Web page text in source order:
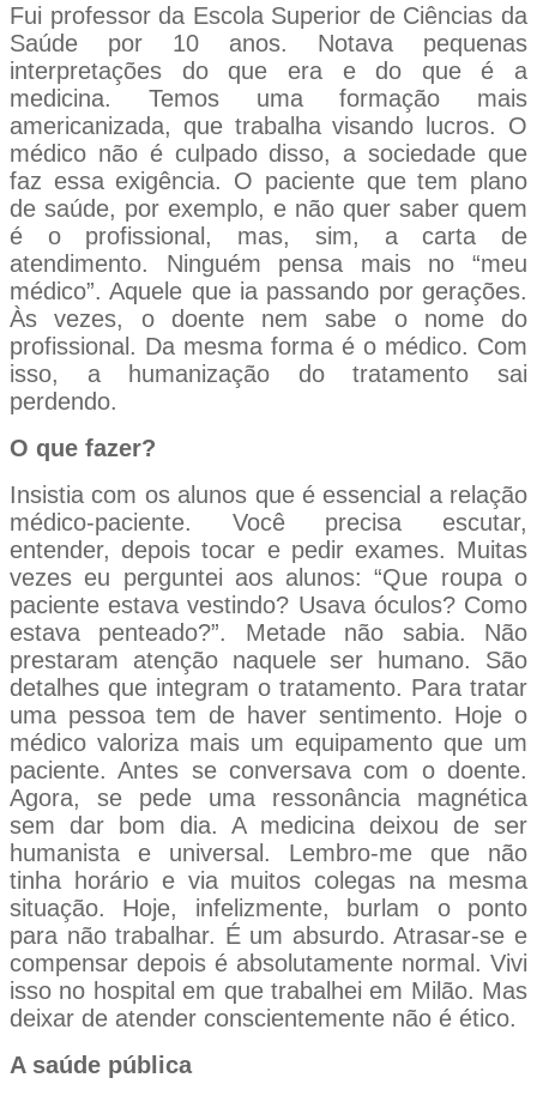
Fui professor da Escola Superior de Ciências da
Saúde por 10 anos. Notava pequenas
interpretações do que era e do que é a
medicina. Temos uma formação mais
americanizada, que trabalha visando lucros. O
médico não é culpado disso, a sociedade que
faz essa exigência. O paciente que tem plano
de saúde, por exemplo, e não quer saber quem
é o profissional, mas, sim, a carta de
atendimento. Ninguém pensa mais no “meu
médico”. Aquele que ia passando por gerações.
Às vezes, o doente nem sabe o nome do
profissional. Da mesma forma é o médico. Com
isso, a humanização do tratamento sai
perdendo.
O que fazer?
Insistia com os alunos que é essencial a relação
médico-paciente. Você precisa escutar,
entender, depois tocar e pedir exames. Muitas
vezes eu perguntei aos alunos: “Que roupa o
paciente estava vestindo? Usava óculos? Como
estava penteado?”. Metade não sabia. Não
prestaram atenção naquele ser humano. São
detalhes que integram o tratamento. Para tratar
uma pessoa tem de haver sentimento. Hoje o
médico valoriza mais um equipamento que um
paciente. Antes se conversava com o doente.
Agora, se pede uma ressonância magnética
sem dar bom dia. A medicina deixou de ser
humanista e universal. Lembro-me que não
tinha horário e via muitos colegas na mesma
situação. Hoje, infelizmente, burlam o ponto
para não trabalhar. É um absurdo. Atrasar-se e
compensar depois é absolutamente normal. Vivi
isso no hospital em que trabalhei em Milão. Mas
deixar de atender conscientemente não é ético.
A saúde pública